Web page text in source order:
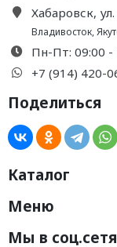
Хабаровск,
Владивосток,
Пн-Пт: 09:00 -
+7 (914) 420-
Поделиться
Каталог
Меню
Мы в